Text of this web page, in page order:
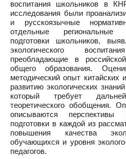
воспитания школьников в
исследования были
и русскоязычные
отдельные региональные
подготовки школьников,
экологического
преобладающие в
общего образования.
методический опыт китайских
развитию экологических
который требует
теоретического обобщения.
описываются перспективы
подготовки в каждой из
повышения качества
обучающихся и уровня
педагогов.